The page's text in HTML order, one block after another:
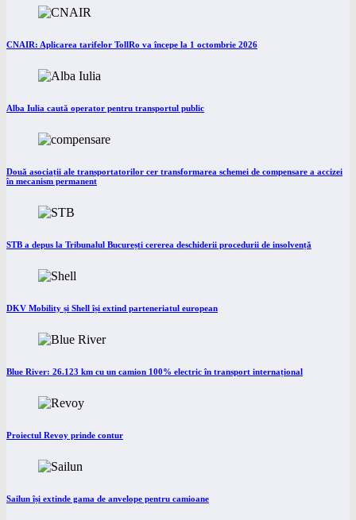
CNAIR: Aplicarea tarifelor TollRo va începe la 1 octombrie 2026
Alba Iulia caută operator pentru transportul public
Două asociații ale transportatorilor cer transformarea schemei de compensare a accizei
în mecanism permanent
STB a depus la Tribunalul București cererea deschiderii procedurii de insolvență
DKV Mobility și Shell își extind parteneriatul european
Blue River: 26.123 km cu un camion 100% electric în transport internațional
Proiectul Revoy prinde contur
Sailun își extinde gama de anvelope pentru camioane